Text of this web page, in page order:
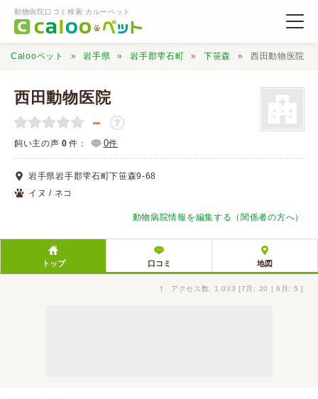
動物病院口コミ検索 カルーペット
動物病院検索
口コミ検索
口コミ投稿
Calooペット 岩手県 岩手郡雫石町 下笹森 西田動物医院
西田動物医院
－ ？
飼い主の声 0 件： 0件
岩手県岩手郡雫石町下笹森9-68
イヌ / ネコ
動物病院情報を編集する（関係者の方へ）
トップ 口コミ 地図
↑ アクセス数: 1,033 [7月: 20 | 6月: 5 ]